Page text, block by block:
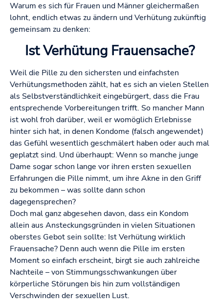
Warum es sich für Frauen und Männer gleichermaßen
lohnt, endlich etwas zu ändern und Verhütung zukünftig
gemeinsam zu denken:
Ist Verhütung Frauensache?
Weil die Pille zu den sichersten und einfachsten
Verhütungsmethoden zählt, hat es sich an vielen Stellen
als Selbstverständlichkeit eingebürgert, dass die Frau
entsprechende Vorbereitungen trifft. So mancher Mann
ist wohl froh darüber, weil er womöglich Erlebnisse
hinter sich hat, in denen Kondome (falsch angewendet)
das Gefühl wesentlich geschmälert haben oder auch mal
geplatzt sind. Und überhaupt: Wenn so manche junge
Dame sogar schon lange vor ihren ersten sexuellen
Erfahrungen die Pille nimmt, um ihre Akne in den Griff
zu bekommen – was sollte dann schon
dagegensprechen?
Doch mal ganz abgesehen davon, dass ein Kondom
allein aus Ansteckungsgründen in vielen Situationen
oberstes Gebot sein sollte: Ist Verhütung wirklich
Frauensache? Denn auch wenn die Pille im ersten
Moment so einfach erscheint, birgt sie auch zahlreiche
Nachteile – von Stimmungsschwankungen über
körperliche Störungen bis hin zum vollständigen
Verschwinden der sexuellen Lust.